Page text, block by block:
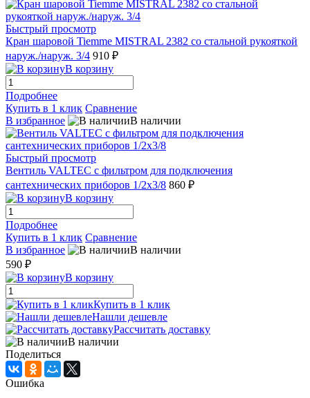
Быстрый просмотр
Кран шаровой Tiemme MISTRAL 2382 со стальной рукояткой
наруж./наруж. 3/4 910 ₽
В корзину
Подробнее
Купить в 1 клик Сравнение
В избранное
В наличии
Быстрый просмотр
Вентиль VALTEC с фильтром для подключения
сантехнических приборов 1/2х3/8 860 ₽
В корзину
Подробнее
Купить в 1 клик Сравнение
В избранное
В наличии
590 ₽
В корзину
Купить в 1 клик
Нашли дешевле
Рассчитать доставку
В наличии
Поделиться
Ошибка